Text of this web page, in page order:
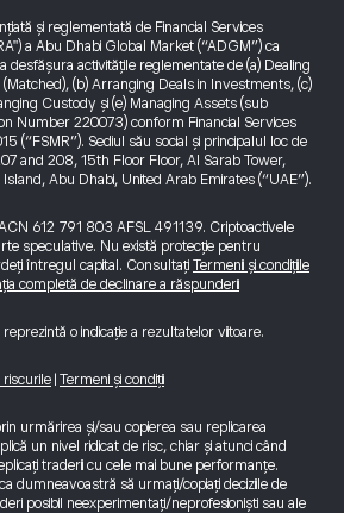
și reglementată de Financial Services
a Abu Dhabi Global Market (“ADGM”) ca
desfășura activitățile reglementate de (a) Dealing
(b) Arranging Deals in Investments, (c)
Custody și (e) Managing Assets (sub
Number 220073) conform Financial Services
(“FSMR”). Sediul său social și principalul loc de
and 208, 15th Floor Floor, Al Sarab Tower,
Abu Dhabi, United Arab Emirates (“UAE”).
612 791 803 AFSL 491139. Criptoactivele
speculative. Nu există protecție pentru
întregul capital. Consultați Termenii și condițiile
completă de declinare a răspunderii
o indicație a rezultatelor viitoare.
riscurile Termeni și condiții
urmărirea și/sau copierea sau replicarea
un nivel ridicat de risc, chiar și atunci când
traderii cu cele mai bune performanțe.
dumneavoastră să urmați/copiați deciziile de
posibil neexperimentați/neprofesioniști sau ale